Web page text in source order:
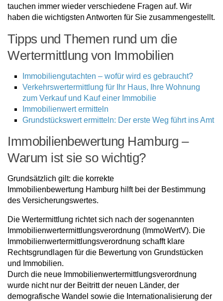
tauchen immer wieder verschiedene Fragen auf. Wir
haben die wichtigsten Antworten für Sie zusammengestellt.
Tipps und Themen rund um die
Wertermittlung von Immobilien
Immobiliengutachten – wofür wird es gebraucht?
Verkehrswertermittlung für Ihr Haus, Ihre Wohnung
zum Verkauf und Kauf einer Immobilie
Immobilienwert ermitteln
Grundstückswert ermitteln: Der erste Weg führt ins Amt
Immobilienbewertung Hamburg –
Warum ist sie so wichtig?
Grundsätzlich gilt: die korrekte
Immobilienbewertung Hamburg hilft bei der Bestimmung
des Versicherungswertes.
Die Wertermittlung richtet sich nach der sogenannten
Immobilienwertermittlungsverordnung (ImmoWertV). Die
Immobilienwertermittlungsverordnung schafft klare
Rechtsgrundlagen für die Bewertung von Grundstücken
und Immobilien.
Durch die neue Immobilienwertermittlungsverordnung
wurde nicht nur der Beitritt der neuen Länder, der
demografische Wandel sowie die Internationalisierung der